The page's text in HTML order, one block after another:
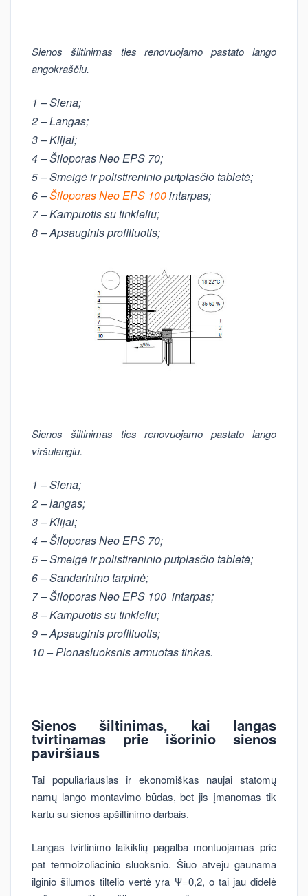
Sienos šiltinimas ties renovuojamo pastato lango
angokraščiu.
1 – Siena;
2 – Langas;
3 – Klijai;
4 – Šiloporas Neo EPS 70;
5 – Smeigė ir polistireninio putplasčio tabletė;
6 –Šiloporas Neo EPS 100intarpas;
7 – Kampuotis su tinkleliu;
8 – Apsauginis profiliuotis;
Sienos šiltinimas ties renovuojamo pastato lango
viršulangiu.
1 – Siena;
2 – langas;
3 – Klijai;
4 – Šiloporas Neo EPS 70;
5 – Smeigė ir polistireninio putplasčio tabletė;
6 – Sandarinino tarpinė;
7 – Šiloporas Neo EPS 100 intarpas;
8 – Kampuotis su tinkleliu;
9 – Apsauginis profiliuotis;
10 – Plonasluoksnis armuotas tinkas.
Sienos šiltinimas, kai langas
tvirtinamas prie išorinio sienos
paviršiaus
Tai populiariausias ir ekonomiškas naujai statomų
namų lango montavimo būdas, bet jis įmanomas tik
kartu su sienos apšiltinimo darbais.
Langas tvirtinimo laikiklių pagalba montuojamas prie
pat termoizoliacinio sluoksnio. Šiuo atveju gaunama
ilginio šilumos tiltelio vertė yra Ψ=0,2, o tai jau didelė